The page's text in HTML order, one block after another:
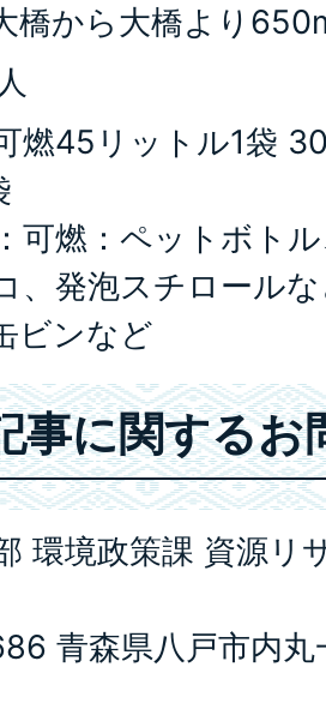
橋から大橋より
燃45リットル1袋
可燃：ペットボト
、発泡スチロール
ビンなど
事に関するお
環境政策課 資源リ
青森県八戸市内丸